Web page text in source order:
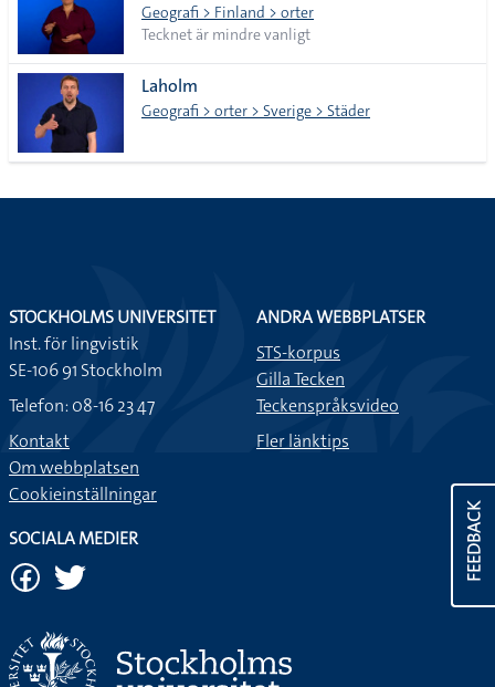
Geografi > Finland > orter
Tecknet är mindre vanligt
Laholm
Geografi > orter > Sverige > Städer
FEEDBACK
STOCKHOLMS UNIVERSITET
Inst. för lingvistik
SE-106 91 Stockholm
Telefon: 08-16 23 47
Kontakt
Om webbplatsen
Cookieinställningar
ANDRA WEBBPLATSER
STS-korpus
Gilla Tecken
Teckenspråksvideo
Fler länktips
SOCIALA MEDIER